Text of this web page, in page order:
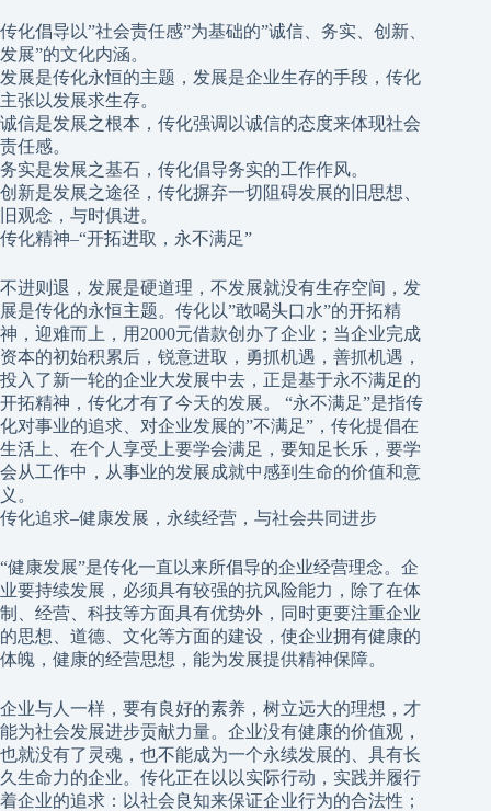
传化倡导以”社会责任感”为基础的”诚信、务实、创新、
发展”的文化内涵。
发展是传化永恒的主题，发展是企业生存的手段，传化
主张以发展求生存。
诚信是发展之根本，传化强调以诚信的态度来体现社会
责任感。
务实是发展之基石，传化倡导务实的工作作风。
创新是发展之途径，传化摒弃一切阻碍发展的旧思想、
旧观念，与时俱进。
传化精神–“开拓进取，永不满足”
不进则退，发展是硬道理，不发展就没有生存空间，发
展是传化的永恒主题。传化以”敢喝头口水”的开拓精
神，迎难而上，用2000元借款创办了企业；当企业完成
资本的初始积累后，锐意进取，勇抓机遇，善抓机遇，
投入了新一轮的企业大发展中去，正是基于永不满足的
开拓精神，传化才有了今天的发展。 “永不满足”是指传
化对事业的追求、对企业发展的”不满足”，传化提倡在
生活上、在个人享受上要学会满足，要知足长乐，要学
会从工作中，从事业的发展成就中感到生命的价值和意
义。
传化追求–健康发展，永续经营，与社会共同进步
“健康发展”是传化一直以来所倡导的企业经营理念。企
业要持续发展，必须具有较强的抗风险能力，除了在体
制、经营、科技等方面具有优势外，同时更要注重企业
的思想、道德、文化等方面的建设，使企业拥有健康的
体魄，健康的经营思想，能为发展提供精神保障。
企业与人一样，要有良好的素养，树立远大的理想，才
能为社会发展进步贡献力量。企业没有健康的价值观，
也就没有了灵魂，也不能成为一个永续发展的、具有长
久生命力的企业。传化正在以以实际行动，实践并履行
着企业的追求：以社会良知来保证企业行为的合法性；